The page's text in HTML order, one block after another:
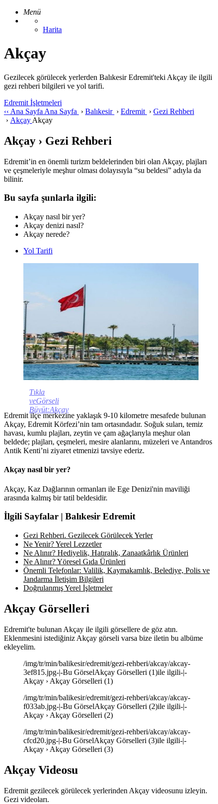
Menü
Harita
Akçay
Gezilecek görülecek yerlerden Balıkesir Edremit'teki Akçay ile ilgili
gezi rehberi bilgileri ve yol tarifi.
Edremit İşletmeleri
‹‹ Ana Sayfa Ana Sayfa › Balıkesir › Edremit › Gezi Rehberi
› Akçay Akçay
Akçay › Gezi Rehberi
Edremit’in en önemli turizm beldelerinden biri olan Akçay, plajları
ve çeşmeleriyle meşhur olması dolayısıyla “su beldesi” adıyla da
bilinir.
Bu sayfa şunlarla ilgili:
Akçay nasıl bir yer?
Akçay denizi nasıl?
Akçay nerede?
Yol Tarifi
Tıkla
veGörseli
Büyüt:Akçay
Edremit ilçe merkezine yaklaşık 9-10 kilometre mesafede bulunan
Akçay, Edremit Körfezi’nin tam ortasındadır. Soğuk suları, temiz
havası, kumlu plajları, zeytin ve çam ağaçlarıyla meşhur olan
beldede; plajları, çeşmeleri, mesire alanlarını, müzeleri ve Antandros
Antik Kenti’ni ziyaret etmenizi tavsiye ederiz.
Akçay nasıl bir yer?
Akçay, Kaz Dağlarının ormanları ile Ege Denizi'nin maviliği
arasında kalmış bir tatil beldesidir.
İlgili Sayfalar | Balıkesir Edremit
Gezi Rehberi. Gezilecek Görülecek Yerler
Ne Yenir? Yerel Lezzetler
Ne Alınır? Hediyelik, Hatıralık, Zanaatkârlık Ürünleri
Ne Alınır? Yöresel Gıda Ürünleri
Önemli Telefonlar: Valilik, Kaymakamlık, Belediye, Polis ve
Jandarma İletişim Bilgileri
Doğrulanmış Yerel İşletmeler
Akçay Görselleri
Edremit'te bulunan Akçay ile ilgili görsellere de göz atın.
Eklenmesini istediğiniz Akçay görseli varsa bize iletin bu albüme
ekleyelim.
/img/tr/min/balikesir/edremit/gezi-rehberi/akcay/akcay-
3ef815.jpg-|-Bu GörselAkçay Görselleri (1)ile ilgili-|-
Akçay › Akçay Görselleri (1)
/img/tr/min/balikesir/edremit/gezi-rehberi/akcay/akcay-
f033ab.jpg-|-Bu GörselAkçay Görselleri (2)ile ilgili-|-
Akçay › Akçay Görselleri (2)
/img/tr/min/balikesir/edremit/gezi-rehberi/akcay/akcay-
cfcd20.jpg-|-Bu GörselAkçay Görselleri (3)ile ilgili-|-
Akçay › Akçay Görselleri (3)
Akçay Videosu
Edremit gezilecek görülecek yerlerinden Akçay videosunu izleyin.
Gezi videoları.